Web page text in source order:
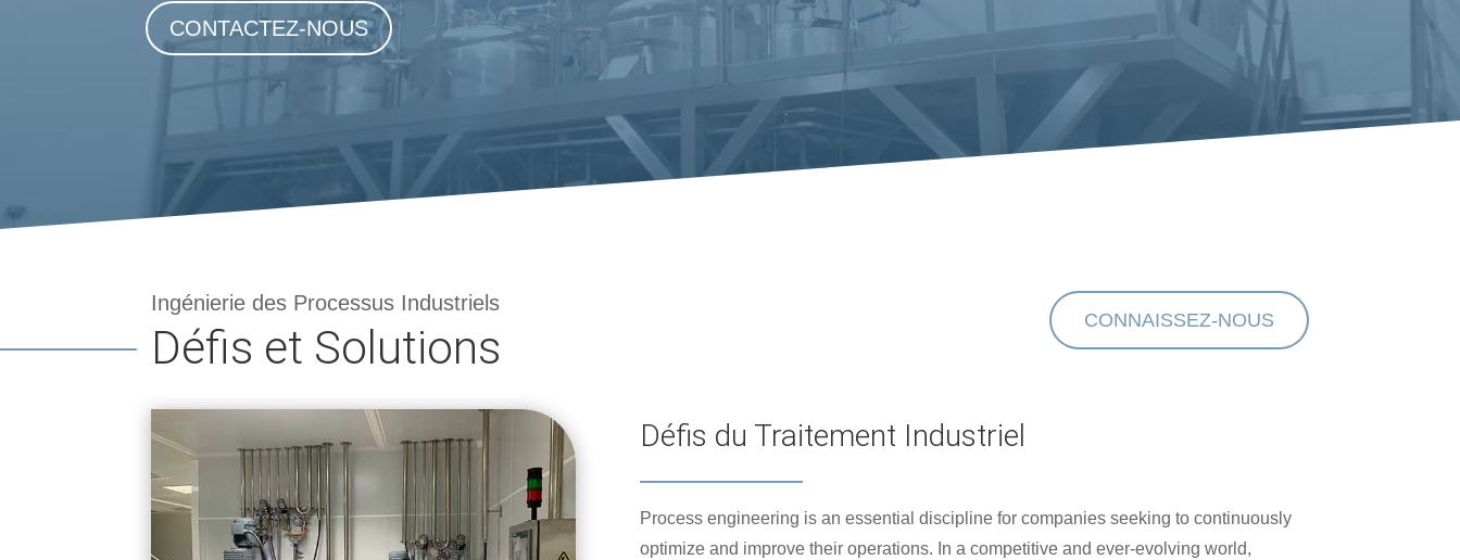
CONTACTEZ-NOUS
Ingénierie des Processus Industriels
Défis et Solutions
CONNAISSEZ-NOUS
Défis du Traitement Industriel
Process engineering is an essential discipline for companies seeking to continuously
optimize and improve their operations. In a competitive and ever-evolving world,